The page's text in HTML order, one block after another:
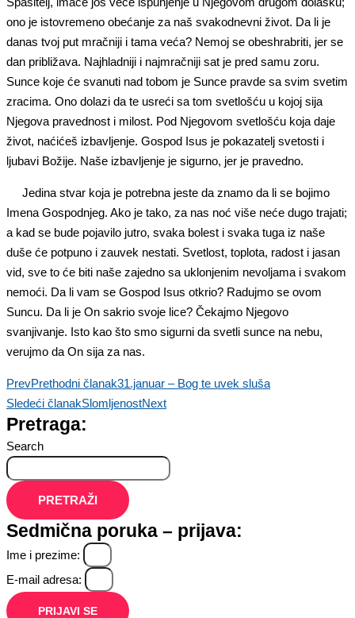
ono je istovremeno obećanje za naš svakodnevni život. Da li je
danas tvoj put mračniji i tama veća? Nemoj se obeshrabriti, jer se
dan približava. Najhladniji i najmračniji sat je pred samu zoru.
Sunce koje će svanuti nad tobom je Sunce pravde sa svim svetim
zracima. Ono dolazi da te usreći sa tom svetlošću u kojoj sija
Njegova pravednost i milost. Pod Njegovom svetlošću koja daje
život, naćićeš izbavljenje. Gospod Isus je pokazatelj svetosti i
ljubavi Božije. Naše izbavljenje je sigurno, jer je pravedno.
Jedina stvar koja je potrebna jeste da znamo da li se bojimo
Imena Gospodnjeg. Ako je tako, za nas noć više neće dugo trajati;
a kad se bude pojavilo jutro, svaka bolest i svaka tuga iz naše
duše će potpuno i zauvek nestati. Svetlost, toplota, radost i jasan
vid, sve to će biti naše zajedno sa uklonjenim nevoljama i svakom
nemoći. Da li vam se Gospod Isus otkrio? Radujmo se ovom
Suncu. Da li je On sakrio svoje lice? Čekajmo Njegovo
svanjivanje. Isto kao što smo sigurni da svetli sunce na nebu,
verujmo da On sija za nas.
PrevPrethodni članak31.januar – Bog te uvek sluša
Sledeći članakSlomljenostNext
Pretraga:
Search
PRETRAŽI
Sedmična poruka – prijava:
Ime i prezime:
E-mail adresa:
PRIJAVI SE